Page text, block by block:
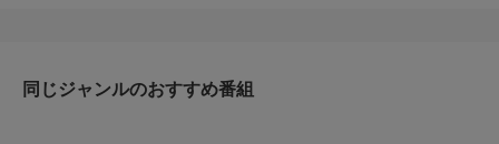
同じジャンルのおすすめ番組